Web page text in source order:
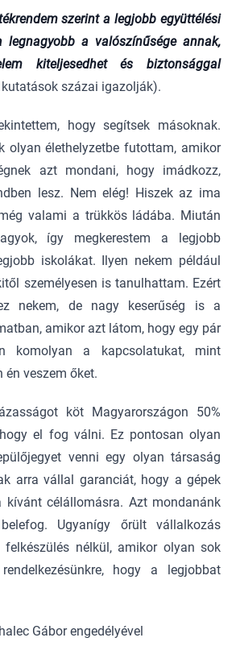
szerint a legjobb együttélési
legnagyobb a valószínűsége annak,
kiteljesedhet és biztonsággal
kutatások százai igazolják).
hogy segítsek másoknak.
olyan élethelyzetbe futottam, amikor
azt mondani, hogy imádkozz,
lesz. Nem elég! Hiszek az ima
valami a trükkös ládába. Miután
így megkerestem a legjobb
iskolákat. Ilyen nekem például
személyesen is tanulhattam. Ezért
nekem, de nagy keserűség is a
amikor azt látom, hogy egy pár
komolyan a kapcsolatukat, mint
veszem őket.
köt Magyarországon 50%
el fog válni. Ez pontosan olyan
venni egy olyan társaság
arra vállal garanciát, hogy a gépek
kívánt célállomásra. Azt mondanánk
Ugyanígy őrült vállalkozás
felkészülés nélkül, amikor olyan sok
hogy a legjobbat
Gábor engedélyével